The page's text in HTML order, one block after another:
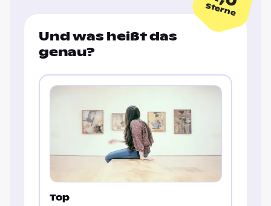
Sterne
Und was heißt das
genau?
Top